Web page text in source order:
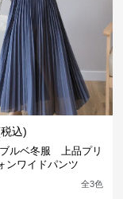
込)
ルベ冬服 上品プリ
ンワイドパンツ
全3色